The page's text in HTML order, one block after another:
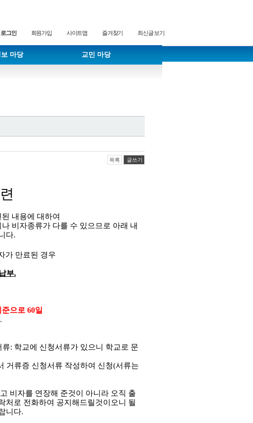
로그인 회원가입 사이트맵 즐겨찾기 최신글 보기
보 마당 교민 마당
목록 글쓰기
내용에 대하여
비자종류가 다를 수 있으므로 아래 내
다.
가 만료된 경우
부.
준으로 60일
.
류: 학교에 신청서류가 있으니 학교로 문
거류증 신청서류 작성하여 신청(서류는
비자를 연장해 준것이 아니라 오직 출
처로 전화하여 공지해드릴것이오니 될
니다.